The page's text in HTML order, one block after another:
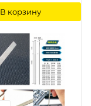
В корзину